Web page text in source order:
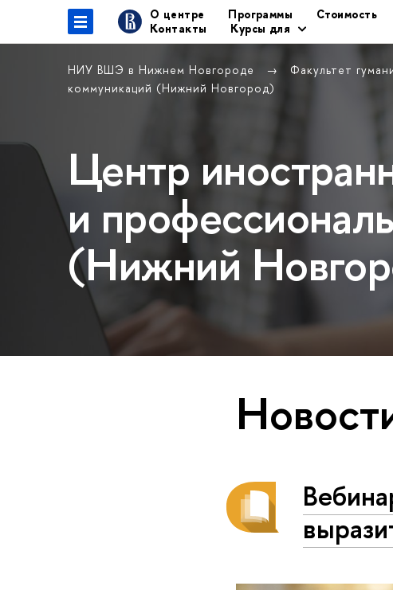
О центре Программы Стоимость
Контакты
Курсы для
НИУ ВШЭ в Нижнем Новгороде Факультет
коммуникаций (Нижний Новгород)
Центр
и
(Нижний